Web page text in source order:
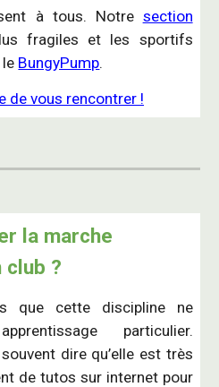
à tous. Notre section
fragiles et les sportifs
BungyPump.
de vous rencontrer !
la marche
club ?
que cette discipline ne
particulier.
dire qu’elle est très
de tutos sur internet pour